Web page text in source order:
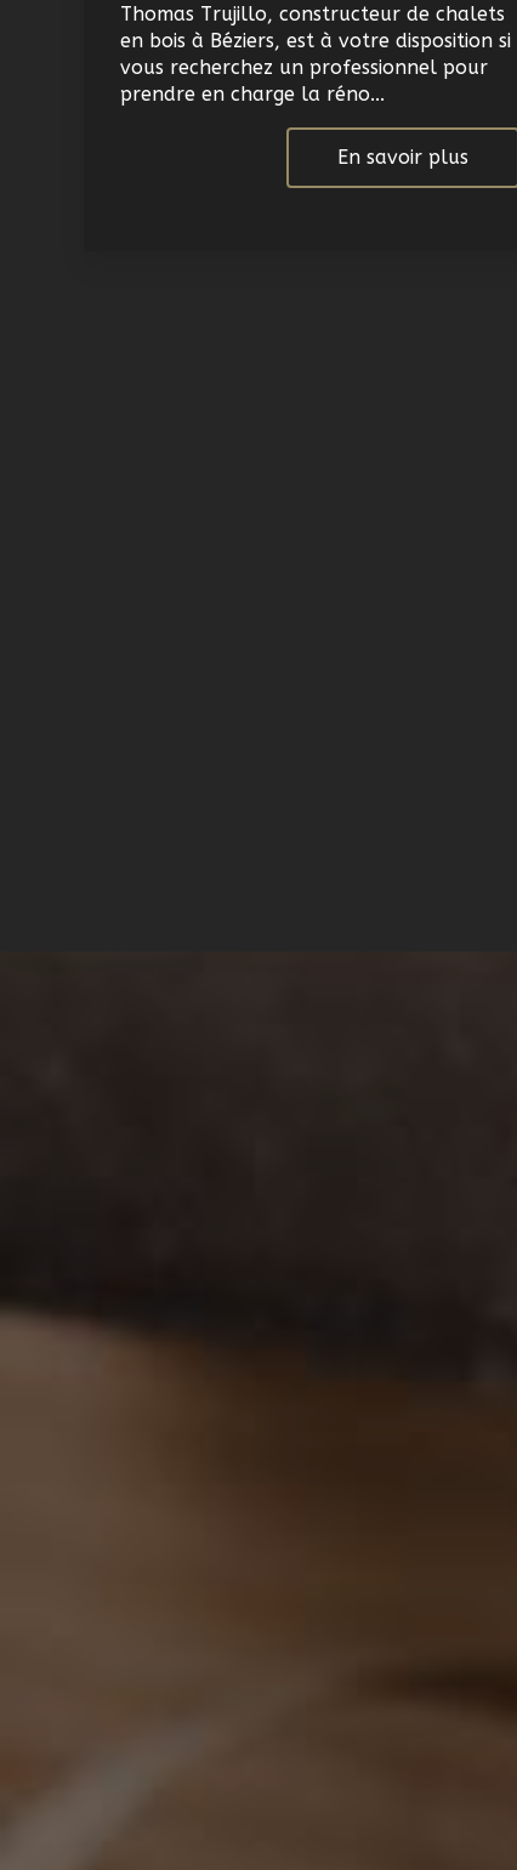
Thomas Trujillo, constructeur de chalets
en bois à Béziers, est à votre disposition si
vous recherchez un professionnel pour
prendre en charge la réno...
En savoir plus